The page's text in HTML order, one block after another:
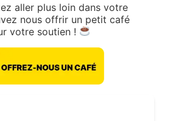
aller plus loin dans votre
nous offrir un petit café
votre soutien !